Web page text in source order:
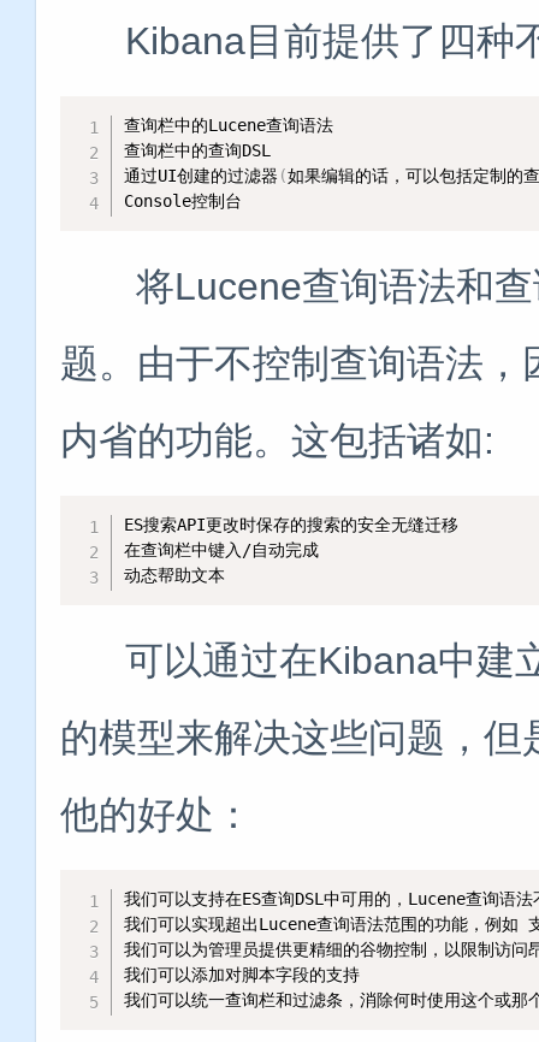
Kibana目前提供了四种
查询栏中的Lucene查询语法
查询栏中的查询DSL
通过UI创建的过滤器 (如果编辑的话，可以包括定制的
Console控制台
将Lucene查询语法和查
题。由于不控制查询语法
内省的功能。这包括诸如:
ES搜索API更改时保存的搜索的安全无缝迁移
在查询栏中键入/自动完成
动态帮助文本
可以通过在Kibana中建
的模型来解决这些问题，
他的好处：
我们可以支持在ES查询DSL中可用的，Lucene查询语
我们可以实现超出Lucene查询语法范围的功能，例如
我们可以为管理员提供更精细的谷物控制，以限制访
我们可以添加对脚本字段的支持
我们可以统一查询栏和过滤条，消除何时使用这个或那